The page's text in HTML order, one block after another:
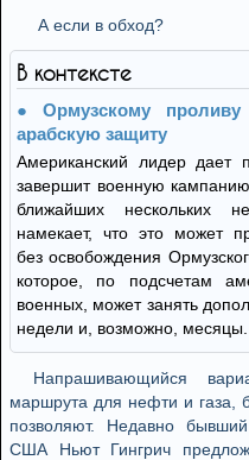
А если в обход?
В контексте
Ормузскому
арабскую защиту
Американский лидер дает
завершит военную
ближайших нескольких
намекает, что это может
без освобождения
которое, по подсчетам
военных, может занять
недели и, возможно, месяцы.
Напрашивающийся
маршрута для нефти и газа,
позволяют. Недавно
США Ньют Гингрич